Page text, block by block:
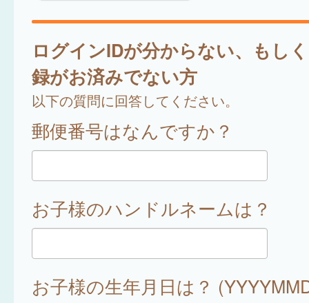
ログインIDが分からない、もし
録がお済みでない方
以下の質問に回答してください。
郵便番号はなんですか？
お子様のハンドルネームは？
お子様の生年月日は？